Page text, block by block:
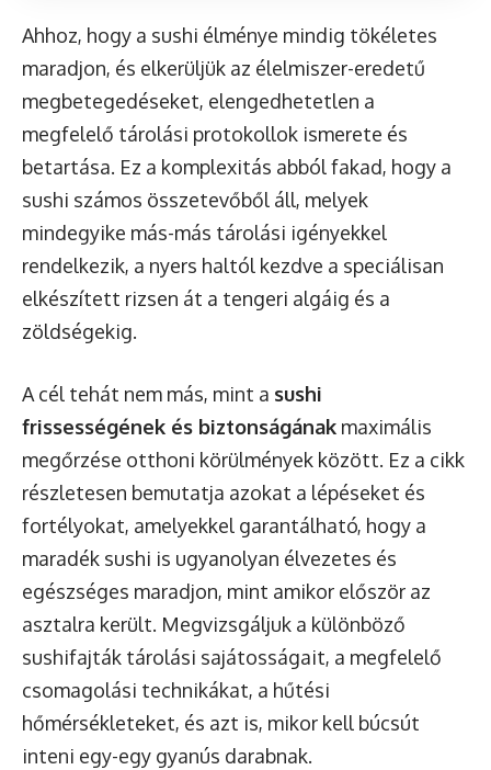
Ahhoz, hogy a sushi élménye mindig tökéletes
maradjon, és elkerüljük az élelmiszer-eredetű
megbetegedéseket, elengedhetetlen a
megfelelő tárolási protokollok ismerete és
betartása. Ez a komplexitás abból fakad, hogy a
sushi számos összetevőből áll, melyek
mindegyike más-más tárolási igényekkel
rendelkezik, a nyers haltól kezdve a speciálisan
elkészített rizsen át a tengeri algáig és a
zöldségekig.
A cél tehát nem más, mint a sushi
frissességének és biztonságának maximális
megőrzése otthoni körülmények között. Ez a cikk
részletesen bemutatja azokat a lépéseket és
fortélyokat, amelyekkel garantálható, hogy a
maradék sushi is ugyanolyan élvezetes és
egészséges maradjon, mint amikor először az
asztalra került. Megvizsgáljuk a különböző
sushifajták tárolási sajátosságait, a megfelelő
csomagolási technikákat, a hűtési
hőmérsékleteket, és azt is, mikor kell búcsút
inteni egy-egy gyanús darabnak.